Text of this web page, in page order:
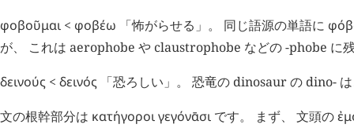
φοβοῦμαι < φοβέω 「怖がらせる」。 同じ語源の単語に
が、 これは aerophobe や claustrophobe などの -phobe に
δεινούς < δεινός 「恐ろしい」。 恐竜の dinosaur の dino-
文の根幹部分は κατήγοροιγεγόνᾱσι です。 まず、 文頭の